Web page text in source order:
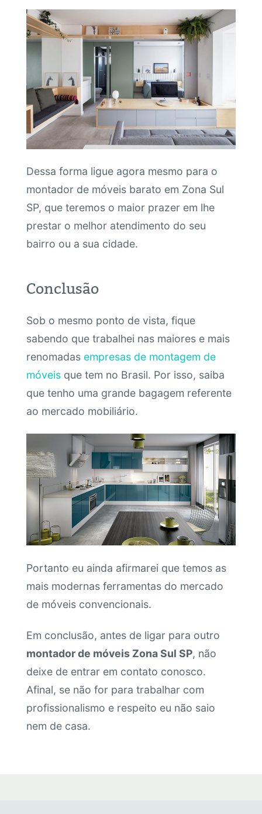
Dessa forma ligue agora mesmo para o
montador de móveis barato em Zona Sul
SP, que teremos o maior prazer em lhe
prestar o melhor atendimento do seu
bairro ou a sua cidade.
Conclusão
Sob o mesmo ponto de vista, fique
sabendo que trabalhei nas maiores e mais
renomadas empresas de montagem de
móveisque tem no Brasil. Por isso, saiba
que tenho uma grande bagagem referente
ao mercado mobiliário.
Portanto eu ainda afirmarei que temos as
mais modernas ferramentas do mercado
de móveis convencionais.
Em conclusão, antes de ligar para outro
montador de móveis Zona Sul SP, não
deixe de entrar em contato conosco.
Afinal, se não for para trabalhar com
profissionalismo e respeito eu não saio
nem de casa.